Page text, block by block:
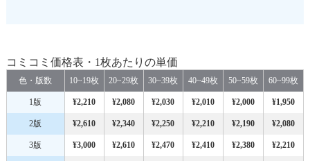
コミコミ価格表・1枚あたりの単価
色・版数 10~19枚 20~29枚 30~39枚 40~49枚 50~59枚 60~99枚
1版 ¥2,210 ¥2,080 ¥2,030 ¥2,010 ¥2,000 ¥1,950
2版 ¥2,610 ¥2,340 ¥2,250 ¥2,210 ¥2,190 ¥2,080
3版 ¥3,000 ¥2,610 ¥2,470 ¥2,410 ¥2,380 ¥2,210